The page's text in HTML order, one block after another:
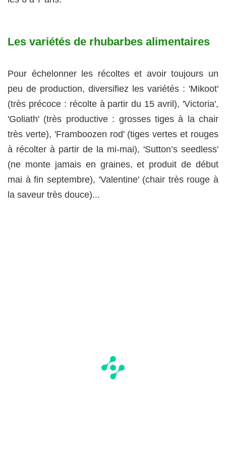
Les variétés de rhubarbes alimentaires
Pour échelonner les récoltes et avoir toujours un
peu de production, diversifiez les variétés : 'Mikoot'
(très précoce : récolte à partir du 15 avril), 'Victoria',
'Goliath' (très productive : grosses tiges à la chair
très verte), 'Framboozen rod' (tiges vertes et rouges
à récolter à partir de la mi-mai), 'Sutton’s seedless'
(ne monte jamais en graines, et produit de début
mai à fin septembre), 'Valentine' (chair très rouge à
la saveur très douce)...